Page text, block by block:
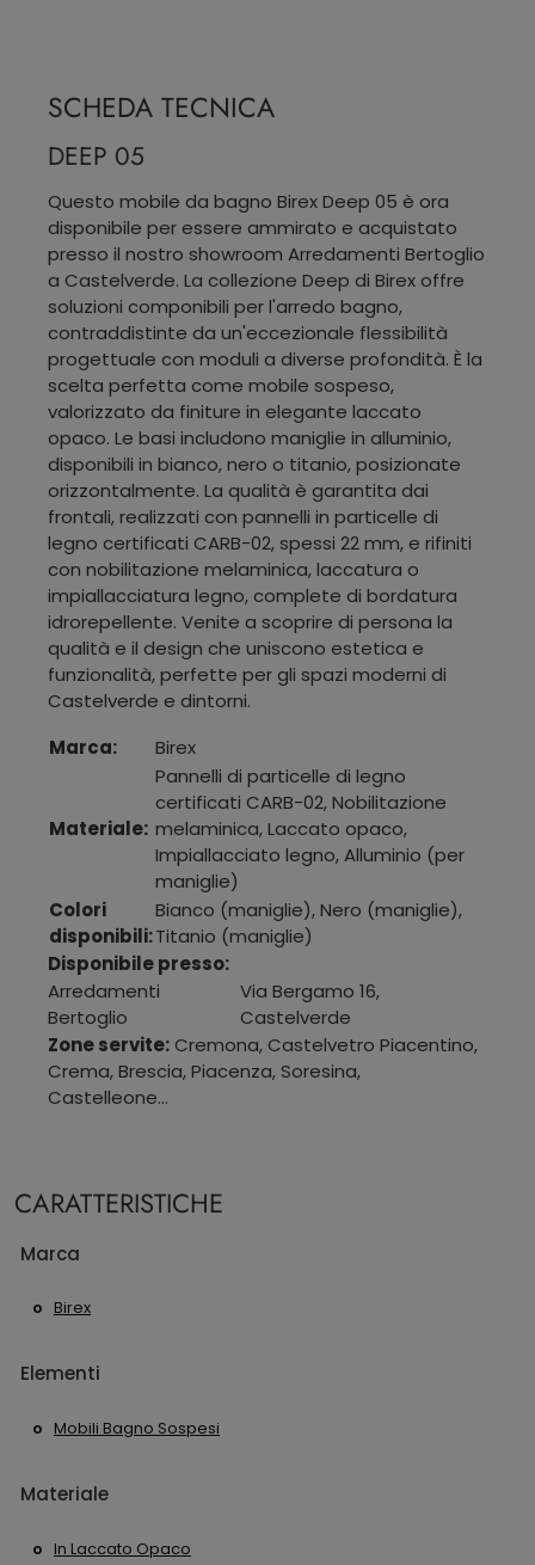
SCHEDA TECNICA
DEEP 05
Questo mobile da bagno Birex Deep 05 è ora
disponibile per essere ammirato e acquistato
presso il nostro showroom Arredamenti Bertoglio
a Castelverde. La collezione Deep di Birex offre
soluzioni componibili per l'arredo bagno,
contraddistinte da un'eccezionale flessibilità
progettuale con moduli a diverse profondità. È la
scelta perfetta come mobile sospeso,
valorizzato da finiture in elegante laccato
opaco. Le basi includono maniglie in alluminio,
disponibili in bianco, nero o titanio, posizionate
orizzontalmente. La qualità è garantita dai
frontali, realizzati con pannelli in particelle di
legno certificati CARB-02, spessi 22 mm, e rifiniti
con nobilitazione melaminica, laccatura o
impiallacciatura legno, complete di bordatura
idrorepellente. Venite a scoprire di persona la
qualità e il design che uniscono estetica e
funzionalità, perfette per gli spazi moderni di
Castelverde e dintorni.
Marca:
Birex
Materiale:
Pannelli di particelle di legno
certificati CARB-02, Nobilitazione
melaminica, Laccato opaco,
Impiallacciato legno, Alluminio (per
maniglie)
Colori
disponibili:
Bianco (maniglie), Nero (maniglie),
Titanio (maniglie)
Disponibile presso:
Arredamenti
Bertoglio
Via Bergamo 16,
Castelverde
Zone servite: Cremona, Castelvetro Piacentino,
Crema, Brescia, Piacenza, Soresina,
Castelleone...
CARATTERISTICHE
Marca
Birex
Elementi
Mobili Bagno Sospesi
Materiale
In Laccato Opaco